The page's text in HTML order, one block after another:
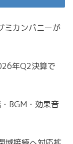
ミカンパニーが
年Q2決算で
BGM・効果音